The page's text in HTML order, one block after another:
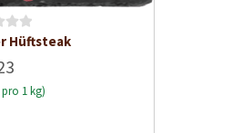
Hüftsteak
1 kg)